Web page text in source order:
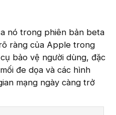
nó trong phiên bản beta
ràng của Apple trong
bảo vệ người dùng, đặc
đe dọa và các hình
mạng ngày càng trở